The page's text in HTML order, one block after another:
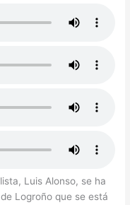
Luis Alonso, se ha
Logroño que se está